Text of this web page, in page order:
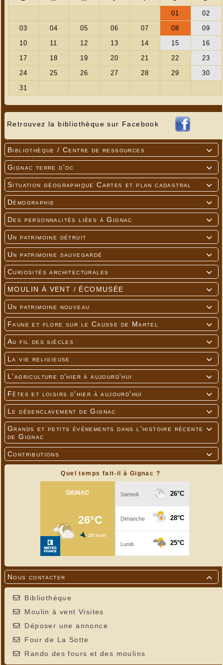
Retrouvez la bibliothèque sur Facebook

Bibliothèque / Centre de ressources

Gignac terre d'oc

Situation géographique Cartes et plan cadastral

Démographie

Des personnalités liées à Gignac

Un patrimoine détruit

Un patrimoine sauvegardé

Curiosités architecturales

MOULIN À VENT / ÉCOMUSÉE

Un patrimoine nouveau

Faune et flore sur le Causse de Martel

Au fil des siècles

La vie religieuse

L'agriculture d'hier à aujourd'hui

Fêtes et loisirs d'hier à aujourd'hui

Le désenclavement de Gignac

Grands et petits événements dans l'histoire récente
de Gignac

Contributions
Quel temps fait-il à Gignac ?

Nous contacter
Bibliothèque
Moulin à vent Visites
Déposer une annonce
Four de La Sotte
Rando des fours et des moulins